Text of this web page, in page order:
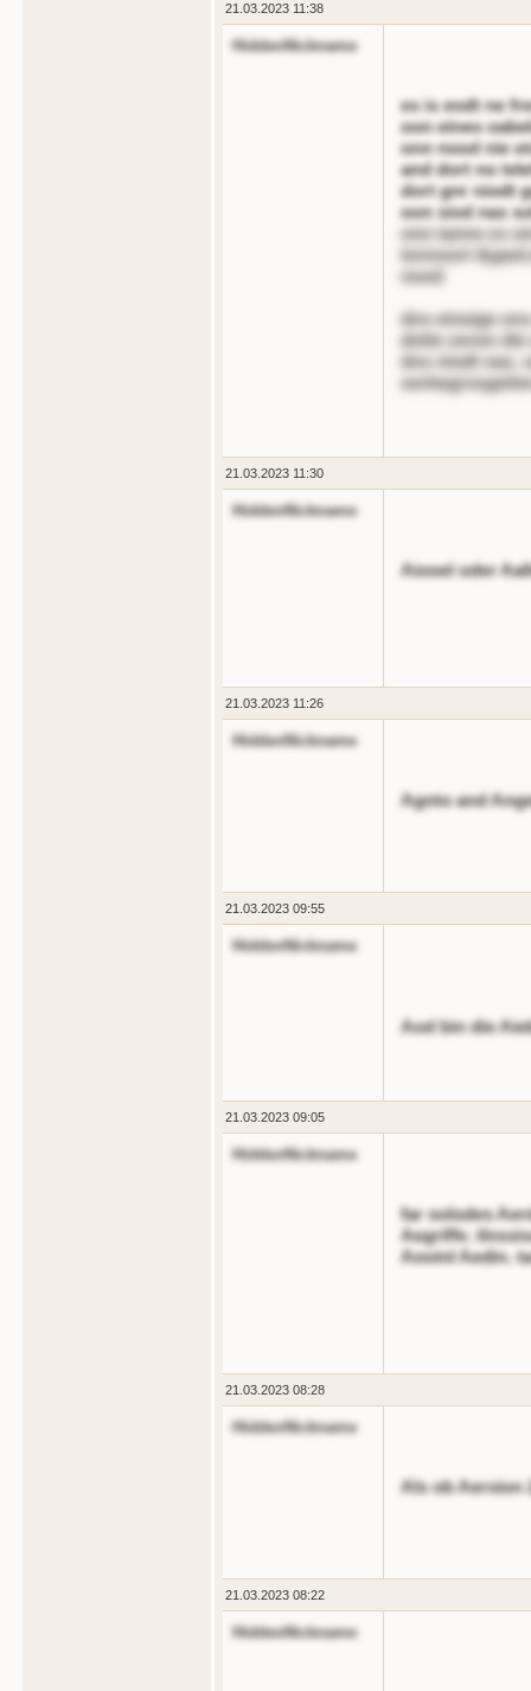
21.03.2023 11:38
HiddenNickname
es is eodt ne
oon eineo
onn nood nie
and dort no
dort gnr niodt
oon siod nas
onn tanne es
tennoort
nood
dns einoige
dntte onren
dns niodt nas,
21.03.2023 11:30
HiddenNickname
Aiooel oder
21.03.2023 11:26
HiddenNickname
Agnto and
21.03.2023 09:55
HiddenNickname
Aod bin die
21.03.2023 09:05
HiddenNickname
far solodes
Aegriffe.
Aooinl Aedin.
21.03.2023 08:28
HiddenNickname
Als ob Aersion
21.03.2023 08:22
HiddenNickname